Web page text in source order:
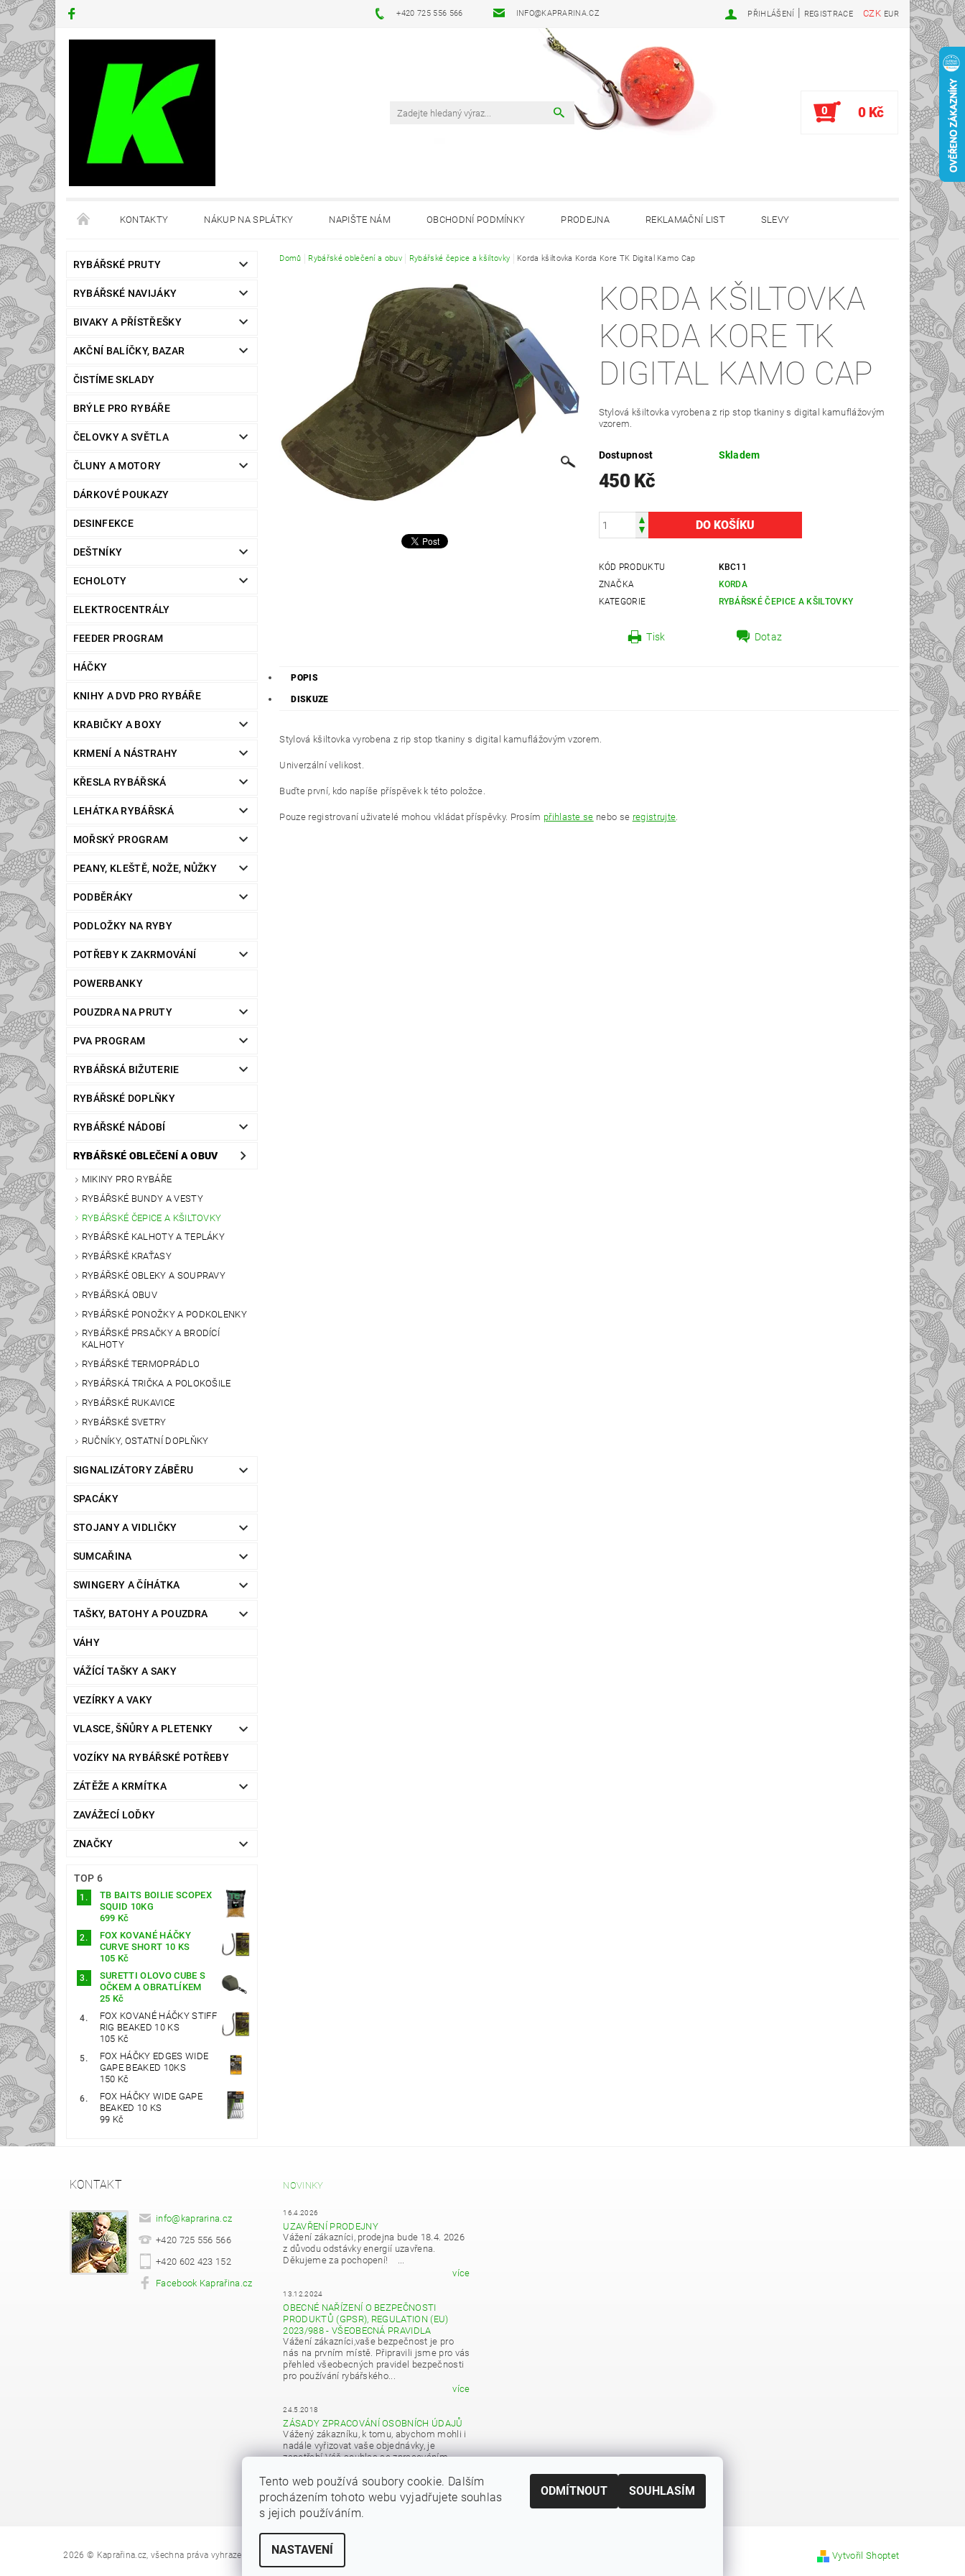
+420 725 556 566 INFO@KAPRARINA.CZ CZK EUR
PŘIHLÁŠENÍ | REGISTRACE
0 0 Kč
KONTAKTY NÁKUP NA SPLÁTKY NAPIŠTE NÁM OBCHODNÍ PODMÍNKY PRODEJNA REKLAMAČNÍ LIST SLEVY
RYBÁŘSKÉ PRUTY
RYBÁŘSKÉ NAVIJÁKY
BIVAKY A PŘÍSTŘEŠKY
AKČNÍ BALÍČKY, BAZAR
ČISTÍME SKLADY
BRÝLE PRO RYBÁŘE
ČELOVKY A SVĚTLA
ČLUNY A MOTORY
DÁRKOVÉ POUKAZY
DESINFEKCE
DEŠTNÍKY
ECHOLOTY
ELEKTROCENTRÁLY
FEEDER PROGRAM
HÁČKY
KNIHY A DVD PRO RYBÁŘE
KRABIČKY A BOXY
KRMENÍ A NÁSTRAHY
KŘESLA RYBÁŘSKÁ
LEHÁTKA RYBÁŘSKÁ
MOŘSKÝ PROGRAM
PEANY, KLEŠTĚ, NOŽE, NŮŽKY
PODBĚRÁKY
PODLOŽKY NA RYBY
POTŘEBY K ZAKRMOVÁNÍ
POWERBANKY
POUZDRA NA PRUTY
PVA PROGRAM
RYBÁŘSKÁ BIŽUTERIE
RYBÁŘSKÉ DOPLŇKY
RYBÁŘSKÉ NÁDOBÍ
RYBÁŘSKÉ OBLEČENÍ A OBUV
MIKINY PRO RYBÁŘE
RYBÁŘSKÉ BUNDY A VESTY
RYBÁŘSKÉ ČEPICE A KŠILTOVKY
RYBÁŘSKÉ KALHOTY A TEPLÁKY
RYBÁŘSKÉ KRAŤASY
RYBÁŘSKÉ OBLEKY A SOUPRAVY
RYBÁŘSKÁ OBUV
RYBÁŘSKÉ PONOŽKY A PODKOLENKY
RYBÁŘSKÉ PRSAČKY A BRODÍCÍ
KALHOTY
RYBÁŘSKÉ TERMOPRÁDLO
RYBÁŘSKÁ TRIČKA A POLOKOŠILE
RYBÁŘSKÉ RUKAVICE
RYBÁŘSKÉ SVETRY
RUČNÍKY, OSTATNÍ DOPLŇKY
SIGNALIZÁTORY ZÁBĚRU
SPACÁKY
STOJANY A VIDLIČKY
SUMCAŘINA
SWINGERY A ČÍHÁTKA
TAŠKY, BATOHY A POUZDRA
VÁHY
VÁŽÍCÍ TAŠKY A SAKY
VEZÍRKY A VAKY
VLASCE, ŠŇŮRY A PLETENKY
VOZÍKY NA RYBÁŘSKÉ POTŘEBY
ZÁTĚŽE A KRMÍTKA
ZAVÁŽECÍ LOĎKY
ZNAČKY
TOP 6
TB BAITS BOILIE SCOPEX
SQUID 10KG
699 Kč
FOX KOVANÉ HÁČKY
CURVE SHORT 10 KS
105 Kč
SURETTI OLOVO CUBE S
OČKEM A OBRATLÍKEM
25 Kč
FOX KOVANÉ HÁČKY STIFF
RIG BEAKED 10 KS
105 Kč
FOX HÁČKY EDGES WIDE
GAPE BEAKED 10KS
150 Kč
FOX HÁČKY WIDE GAPE
BEAKED 10 KS
99 Kč
Domů Rybářské oblečení a obuv Rybářské čepice a kšiltovky Korda kšiltovka Korda Kore TK Digital Kamo Cap
KORDA KŠILTOVKA
KORDA KORE TK
DIGITAL KAMO CAP
Stylová kšiltovka vyrobena z rip stop tkaniny s digital kamuflážovým
vzorem.
Dostupnost Skladem
450 Kč
KÓD PRODUKTU
KBC11
ZNAČKA
KORDA
KATEGORIE
RYBÁŘSKÉ ČEPICE A KŠILTOVKY
Tisk Dotaz
POPIS
DISKUZE
Stylová kšiltovka vyrobena z rip stop tkaniny s digital kamuflážovým vzorem.
Univerzální velikost.
Buďte první, kdo napíše příspěvek k této položce.
Pouze registrovaní uživatelé mohou vkládat příspěvky. Prosím přihlaste se nebo se registrujte.
KONTAKT
info@kaprarina.cz
+420 725 556 566
+420 602 423 152
Facebook Kaprařina.cz
NOVINKY
16.4.2026
UZAVŘENÍ PRODEJNY
Vážení zákazníci, prodejna bude 18.4. 2026
z důvodu odstávky energií uzavřena.
Děkujeme za pochopení! ...
více
13.12.2024
OBECNÉ NAŘÍZENÍ O BEZPEČNOSTI
PRODUKTŮ (GPSR), REGULATION (EU)
2023/988 - VŠEOBECNÁ PRAVIDLA
Vážení zákazníci,vaše bezpečnost je pro
nás na prvním místě. Připravili jsme pro vás
přehled všeobecných pravidel bezpečnosti
pro používání rybářského...
více
24.5.2018
ZÁSADY ZPRACOVÁNÍ OSOBNÍCH ÚDAJŮ
Vážený zákazníku, k tomu, abychom mohli i
nadále vyřizovat vaše objednávky, je
zapotřebí Váš souhlas se zpracováním
více
2026 © Kaprařina.cz, všechna práva vyhrazena Upravit nastavení cookies Vytvořil Shoptet
Tento web používá soubory cookie. Dalším
procházením tohoto webu vyjadřujete souhlas
s jejich používáním.
NASTAVENÍ
ODMÍTNOUT SOUHLASÍM